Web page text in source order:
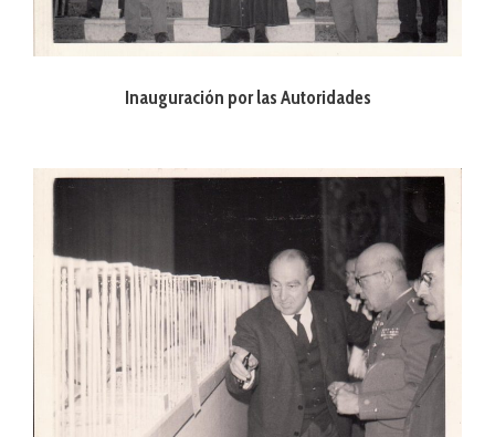
Inauguración por las Autoridades